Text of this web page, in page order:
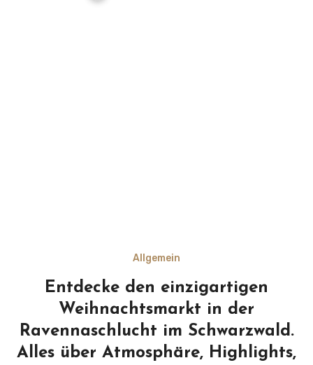
Allgemein
Entdecke den einzigartigen
Weihnachtsmarkt in der
Ravennaschlucht im Schwarzwald.
Alles über Atmosphäre, Highlights,